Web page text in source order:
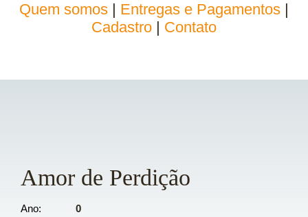
Quem somos Entregas e Pagamentos
Cadastro
Contato
Amor de Perdição
Ano
0